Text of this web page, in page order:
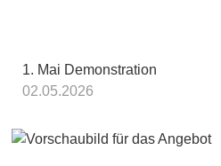
1. Mai Demonstration
02.05.2026